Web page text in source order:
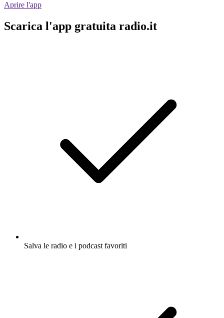
Aprire l'app
Scarica l'app gratuita radio.it
Salva le radio e i podcast favoriti